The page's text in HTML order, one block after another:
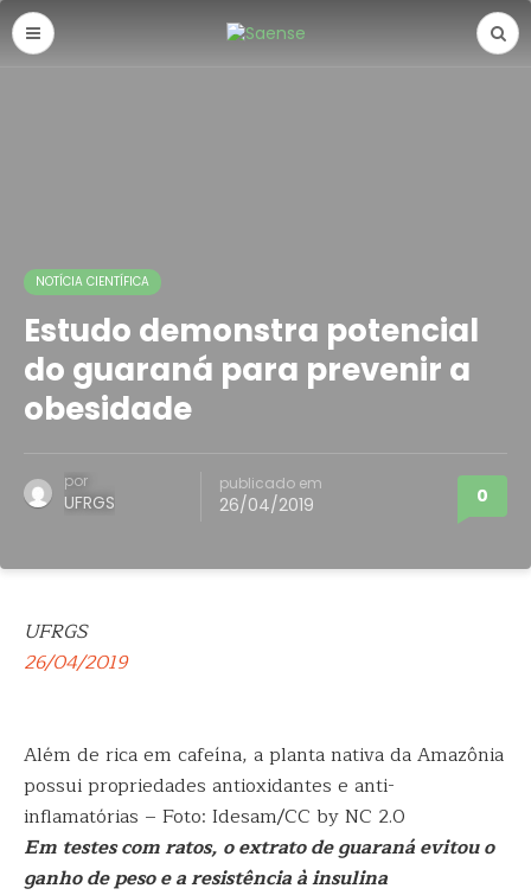
NOTÍCIA CIENTÍFICA
Estudo demonstra potencial
do guaraná para prevenir a
obesidade
por
UFRGS
publicado em
26/04/2019 0
UFRGS
26/04/2019
Além de rica em cafeína, a planta nativa da Amazônia
possui propriedades antioxidantes e anti-
inflamatórias – Foto: Idesam/CC by NC 2.0
Em testes com ratos, o extrato de guaraná evitou o
ganho de peso e a resistência à insulina